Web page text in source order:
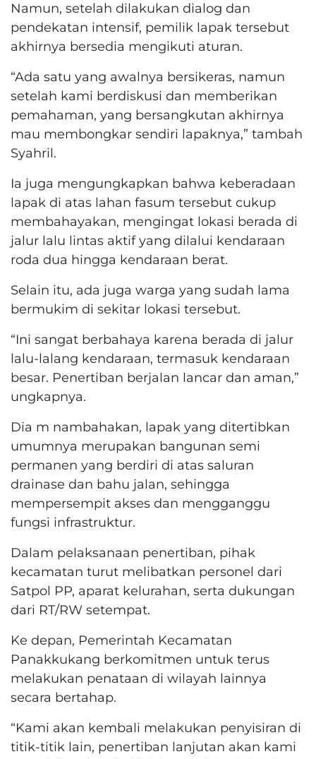
Namun, setelah dilakukan dialog dan
pendekatan intensif, pemilik lapak tersebut
akhirnya bersedia mengikuti aturan.
“Ada satu yang awalnya bersikeras, namun
setelah kami berdiskusi dan memberikan
pemahaman, yang bersangkutan akhirnya
mau membongkar sendiri lapaknya,” tambah
Syahril.
Ia juga mengungkapkan bahwa keberadaan
lapak di atas lahan fasum tersebut cukup
membahayakan, mengingat lokasi berada di
jalur lalu lintas aktif yang dilalui kendaraan
roda dua hingga kendaraan berat.
Selain itu, ada juga warga yang sudah lama
bermukim di sekitar lokasi tersebut.
“Ini sangat berbahaya karena berada di jalur
lalu-lalang kendaraan, termasuk kendaraan
besar. Penertiban berjalan lancar dan aman,”
ungkapnya.
Dia m nambahakan, lapak yang ditertibkan
umumnya merupakan bangunan semi
permanen yang berdiri di atas saluran
drainase dan bahu jalan, sehingga
mempersempit akses dan mengganggu
fungsi infrastruktur.
Dalam pelaksanaan penertiban, pihak
kecamatan turut melibatkan personel dari
Satpol PP, aparat kelurahan, serta dukungan
dari RT/RW setempat.
Ke depan, Pemerintah Kecamatan
Panakkukang berkomitmen untuk terus
melakukan penataan di wilayah lainnya
secara bertahap.
“Kami akan kembali melakukan penyisiran di
titik-titik lain, penertiban lanjutan akan kami